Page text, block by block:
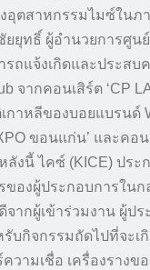
อุตสาหกรรมไมซ์ใน
ยุทธิ์ ผู้อำนวยการศูน
รถแจ้งเกิดและประส
จากคอนเสิร์ต ‘CP
กาหลีของบอยแบรนด์
ขอนแก่น’ และคอ
งนี้ ไคซ์ (KICE) ประ
ของผู้ประกอบการใน
ากผู้เข้าร่วมงาน ผู้ป
บกิจกรรมถัดไปที่จะเ
วามเชื่อ เครื่องราง